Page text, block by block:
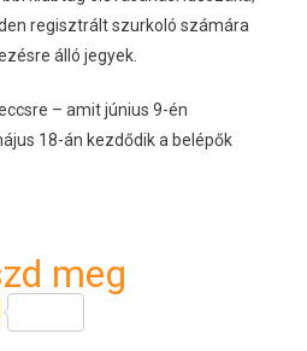
regisztrált szurkoló számára
álló jegyek.
– amit június 9-én
18-án kezdődik a belépők
meg